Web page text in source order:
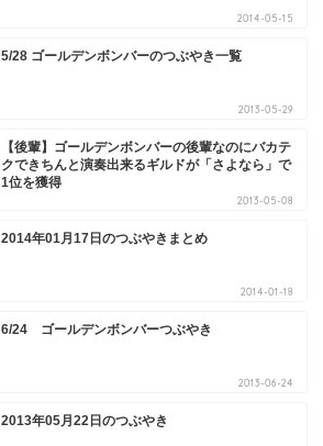
2014-05-15
5/28 ゴールデンボンバーのつぶやき一覧
2013-05-29
【後輩】ゴールデンボンバーの後輩なのにバカテ
クできちんと演奏出来るギルドが「さよなら」で
1位を獲得
2013-05-08
2014年01月17日のつぶやきまとめ
2014-01-18
6/24 ゴールデンボンバーつぶやき
2013-06-24
2013年05月22日のつぶやき